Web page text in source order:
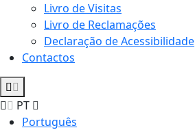
Livro de Visitas
Livro de Reclamações
Declaração de Acessibilidade
Contactos
PT
Português